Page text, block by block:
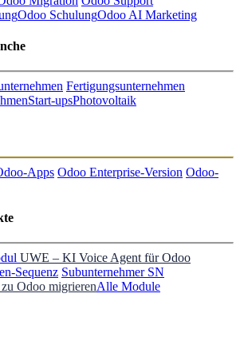
Odoo SchulungOdoo AI Marketing
Fertigungsunternehmen
Start-upsPhotovoltaik
Apps Odoo Enterprise-Version Odoo-
UWE – KI Voice Agent für Odoo
Sequenz Subunternehmer SN
Odoo migrierenAlle Module